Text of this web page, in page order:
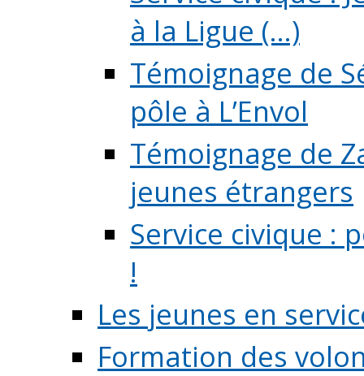
à la Ligue (...)
Témoignage de
pôle à L’Envol
Témoignage de
jeunes étrangers
Service civique :
!
Les jeunes en
Formation des